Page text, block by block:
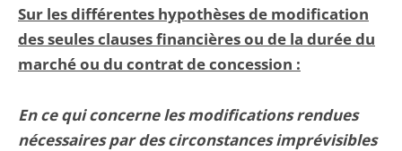
Sur les différentes hypothèses de modification
des seules clauses financières ou de la durée du
marché ou du contrat de concession :
En ce qui concerne les modifications rendues
nécessaires par des circonstances imprévisibles